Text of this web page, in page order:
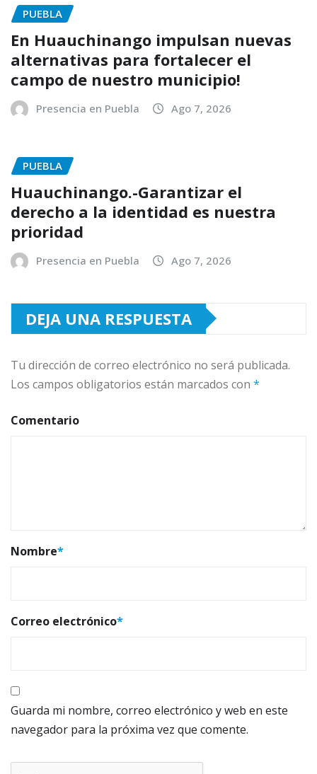
PUEBLA
En Huauchinango impulsan nuevas
alternativas para fortalecer el
campo de nuestro municipio!
Presencia en Puebla Ago 7, 2026
PUEBLA
Huauchinango.-Garantizar el
derecho a la identidad es nuestra
prioridad
Presencia en Puebla Ago 7, 2026
DEJA UNA RESPUESTA
Tu dirección de correo electrónico no será publicada.
Los campos obligatorios están marcados con *
Comentario
Nombre*
Correo electrónico*
Guarda mi nombre, correo electrónico y web en este
navegador para la próxima vez que comente.